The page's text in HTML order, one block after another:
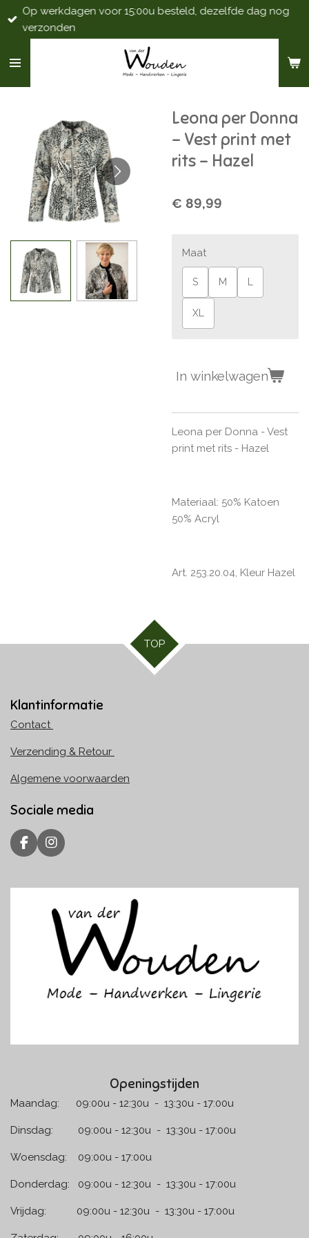
Ga
direct
de
Op werkdagen voor 15:00u besteld, dezelfde dag nog
verzonden
Leona per Donna
- Vest print met
rits - Hazel
€ 89,99
Maat
S M
XL
In winkelwagen
Leona per Donna - Vest
print met rits - Hazel
Materiaal: 50% Katoen
50% Acryl
Art. 253.20.04, Kleur Hazel
TOP
Klantinformatie
Contact
Verzending & Retour
Algemene voorwaarden
Sociale media
F
a
e
I
n
t
g
r
a
m
Openingstijden
Maandag: 09:00u - 12:30u - 13:30u - 17:00u
Dinsdag: 09:00u - 12:30u - 13:30u - 17:00u
Woensdag: 09:00u - 17:00u
Donderdag: 09:00u - 12:30u - 13:30u - 17:00u
Vrijdag: 09:00u - 12:30u - 13:30u - 17:00u